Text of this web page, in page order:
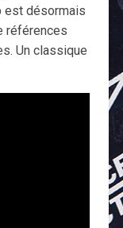
est désormais
références
Un classique